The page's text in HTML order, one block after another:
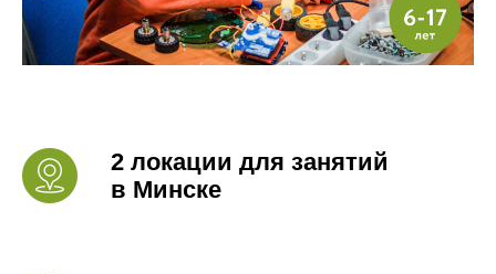
2 локации для занятий
в Минске